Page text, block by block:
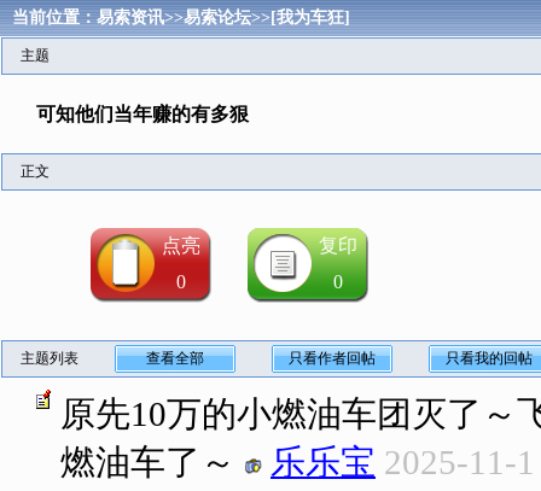
当前位置：易索资讯>>易索论坛>>[我为车狂]
主题
可知他们当年赚的有多狠
正文
点亮
0
复印
0
主题列表 查看全部 只看作者回帖 只看我的回帖
原先10万的小燃油车团灭了～
燃油车了～
乐乐宝 2025-11-